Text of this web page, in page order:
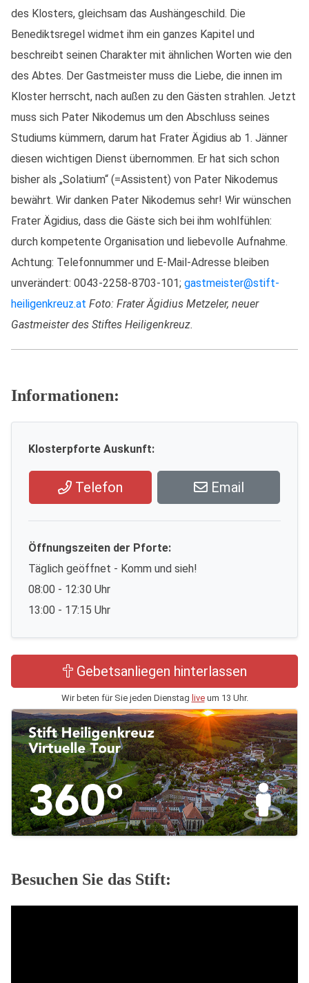
des Klosters, gleichsam das Aushängeschild. Die
Benediktsregel widmet ihm ein ganzes Kapitel und
beschreibt seinen Charakter mit ähnlichen Worten wie den
des Abtes. Der Gastmeister muss die Liebe, die innen im
Kloster herrscht, nach außen zu den Gästen strahlen. Jetzt
muss sich Pater Nikodemus um den Abschluss seines
Studiums kümmern, darum hat Frater Ägidius ab 1. Jänner
diesen wichtigen Dienst übernommen. Er hat sich schon
bisher als „Solatium“ (=Assistent) von Pater Nikodemus
bewährt. Wir danken Pater Nikodemus sehr! Wir wünschen
Frater Ägidius, dass die Gäste sich bei ihm wohlfühlen:
durch kompetente Organisation und liebevolle Aufnahme.
Achtung: Telefonnummer und E-Mail-Adresse bleiben
unverändert: 0043-2258-8703-101; gastmeister@stift-
heiligenkreuz.at Foto: Frater Ägidius Metzeler, neuer
Gastmeister des Stiftes Heiligenkreuz.
Informationen:
Klosterpforte Auskunft:
Telefon Email
Öffnungszeiten der Pforte:
Täglich geöffnet - Komm und sieh!
08:00 - 12:30 Uhr
13:00 - 17:15 Uhr
Gebetsanliegen hinterlassen
Wir beten für Sie jeden Dienstag liveum 13 Uhr.
Besuchen Sie das Stift: